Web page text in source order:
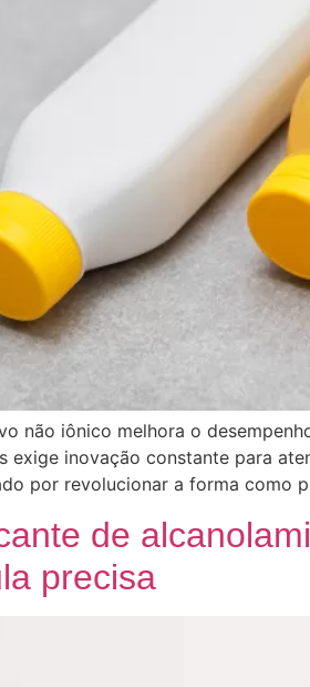
não iônico melhora o
exige inovação constante para
por revolucionar a forma como
de
precisa